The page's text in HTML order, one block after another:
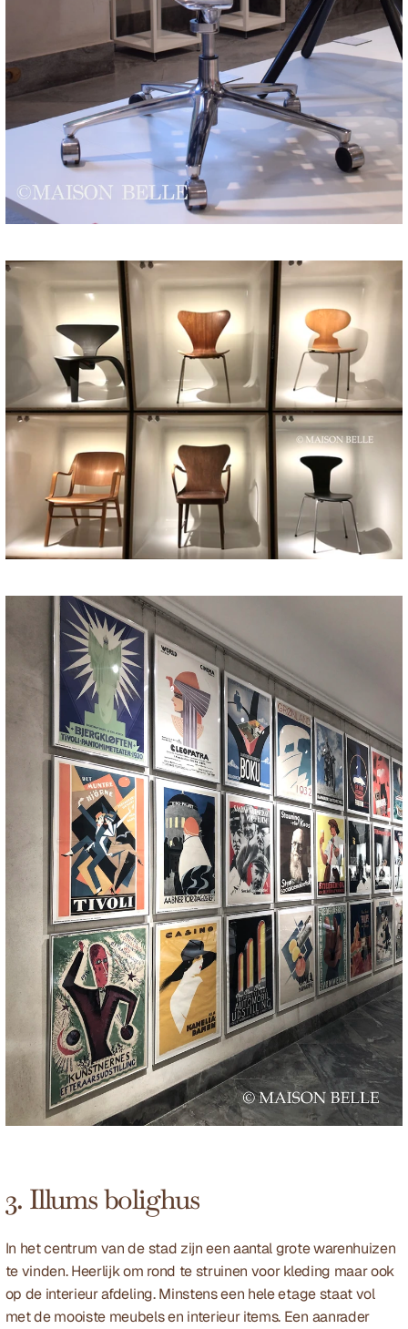
3. Illums bolighus
In het centrum van de stad zijn een aantal grote warenhuizen
te vinden. Heerlijk om rond te struinen voor kleding maar ook
op de interieur afdeling. Minstens een hele etage staat vol
met de mooiste meubels en interieur items. Een aanrader